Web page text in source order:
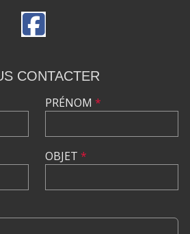
CONTACTER
PRÉNOM *
OBJET *